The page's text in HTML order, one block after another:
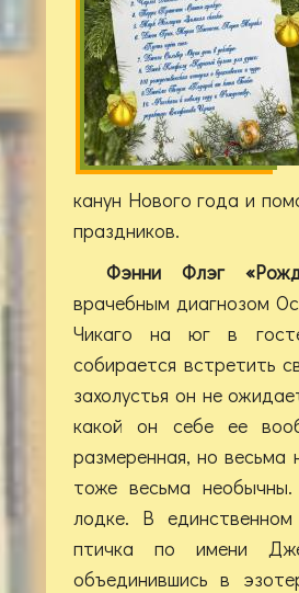
канун Нового года и
праздников.
Фэнни Флэг
врачебным диагнозом
Чикаго на юг в
собирается встретить
захолустья он не
какой он себе ее
размеренная, но
тоже весьма
лодке. В единственном
птичка по имени
объединившись в